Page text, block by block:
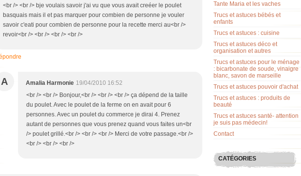
<br /> <br /> bje voulais savoir j'ai vu que vous avait creéer le poulet
basquais mais il et pas marquer pour combien de personne je vouler
savoir c'eati pour combien de personne pour la recette merci au<br />
revoir<br /> <br /> <br /> <br />
A Amalia Harmonie 19/04/2010 16:52
<br /> <br /> Bonjour,<br /> <br /> <br /> ça dépend de la taille
du poulet. Avec le poulet de la ferme on en avait pour 6
personnes. Avec un poulet du commerce je dirai 4. Prenez
autant de personnes que vous prenez quand vous faites un<br
/> poulet grillé.<br /> <br /> <br /> Merci de votre passage.<br />
<br /> <br /> <br />
Tante Maria et les vaches
Trucs et astuces bébés et
enfants
Trucs et astuces : cuisine
Trucs et astuces déco et
organisation et autres
Trucs et astuces pour le ménage
: bicarbonate de soude, vinaigre
blanc, savon de marseille
Trucs et astuces pouvoir d'achat
Trucs et astuces : produits de
beauté
Trucs et astuces santé- attention
je suis pas médecin!
Contact
CATÉGORIES